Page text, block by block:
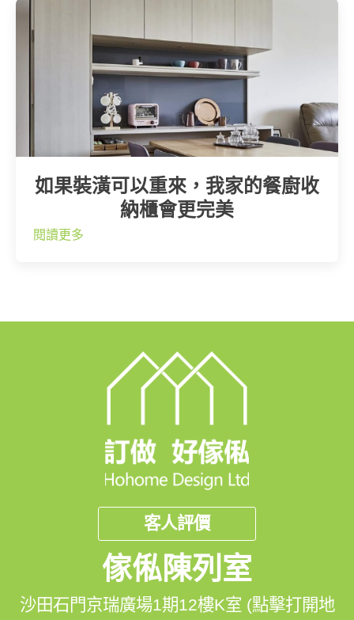
如果裝潢可以重來，我家的餐廚收
納櫃會更完美
閱讀更多
客人評價
傢俬陳列室
沙田石門京瑞廣場1期12樓K室 (點擊打開地